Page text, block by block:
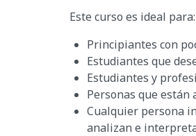
Este curso es ideal para:
Principiantes con
Estudiantes que
Estudiantes y
Personas que
Cualquier persona
analizan e